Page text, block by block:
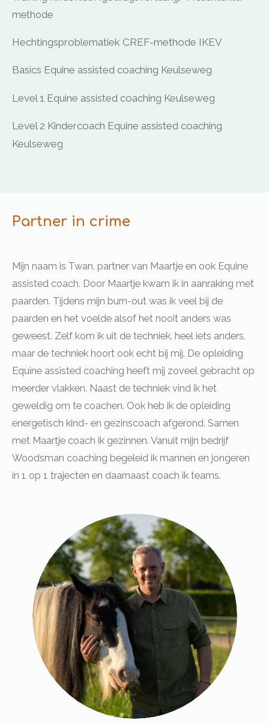
methode
Hechtingsproblematiek CREF-methode IKEV
Basics Equine assisted coaching Keulseweg
Level 1 Equine assisted coaching Keulseweg
Level 2 Kindercoach Equine assisted coaching
Keulseweg
Partner in crime
Mijn naam is Twan, partner van Maartje en ook Equine
assisted coach. Door Maartje kwam ik in aanraking met
paarden. Tijdens mijn burn-out was ik veel bij de
paarden en het voelde alsof het nooit anders was
geweest. Zelf kom ik uit de techniek, heel iets anders,
maar de techniek hoort ook echt bij mij. De opleiding
Equine assisted coaching heeft mij zoveel gebracht op
meerder vlakken. Naast de techniek vind ik het
geweldig om te coachen. Ook heb ik de opleiding
energetisch kind- en gezinscoach afgerond. Samen
met Maartje coach ik gezinnen. Vanuit mijn bedrijf
Woodsman coaching begeleid ik mannen en jongeren
in 1 op 1 trajecten en daarnaast coach ik teams.